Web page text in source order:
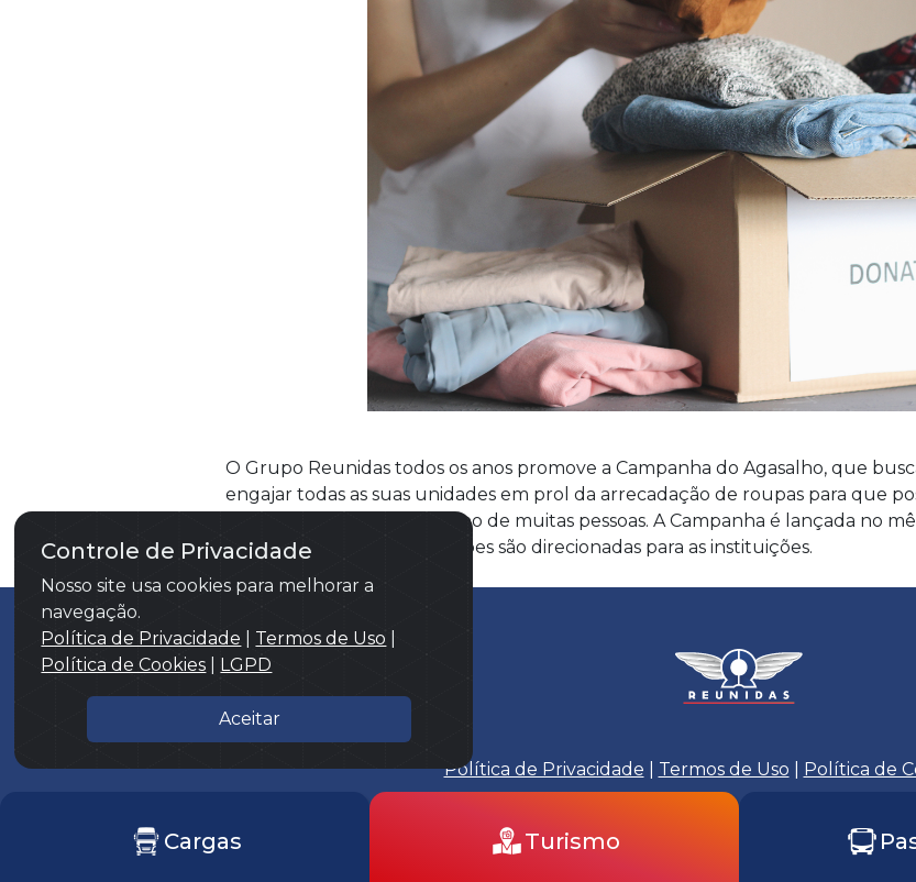
O Grupo Reunidas todos os anos promove a Campanha do Agasalho, que
engajar todas as suas unidades em prol da arrecadação de roupas para que
tornar mais quente o inverno de muitas pessoas. A Campanha é lançada no
maio de cada ano e as doações são direcionadas para as instituições.
Cargas Turismo
© 2026 Reunidas S/A. Todos os direitos
Política de Privacidade Termos de Uso Política de
Assessoria de Imprensa
Controle de Privacidade
Nosso site usa cookies para melhorar a
navegação.
Política de Privacidade
Termos de Uso
Política de Cookies
LGPD
Aceitar